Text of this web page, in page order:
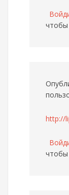
чтобы
http://
чтобы